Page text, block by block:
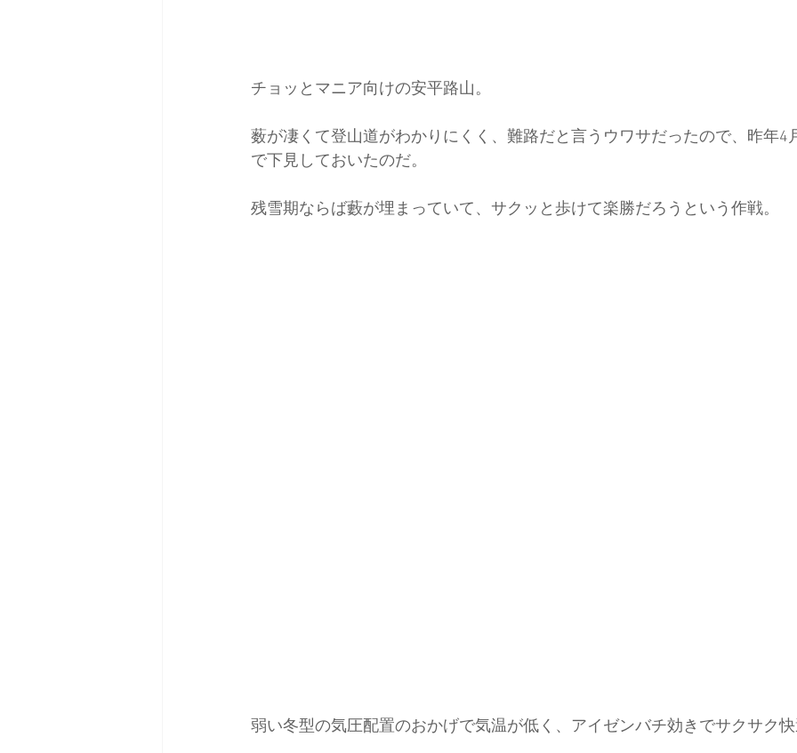
チョッとマニア向けの安平路山。
薮が凄くて登山道がわかりにくく、難路だと言うウワサだったので、昨年4
で下見しておいたのだ。
残雪期ならば藪が埋まっていて、サクッと歩けて楽勝だろうという作戦。
弱い冬型の気圧配置のおかげで気温が低く、アイゼンバチ効きでサクサク